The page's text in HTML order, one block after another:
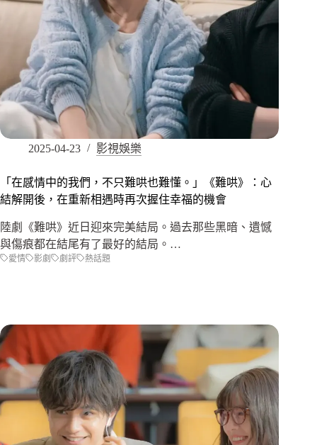
2025-04-23 影視娛樂
「在感情中的我們，不只難哄也難懂。」《難哄》：心
結解開後，在重新相遇時再次握住幸福的機會
陸劇《難哄》近日迎來完美結局。過去那些黑暗、遺憾
與傷痕都在結尾有了最好的結局。…
愛情 影劇 劇評 熱話題